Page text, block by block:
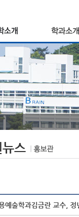
스
예술학과김금란 교수,